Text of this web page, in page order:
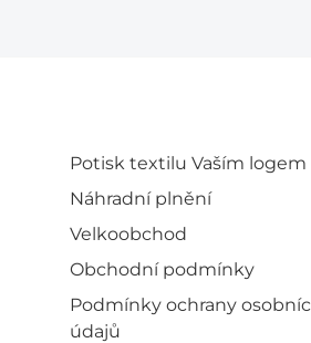
Potisk textilu Vaším logem
Náhradní plnění
Velkoobchod
Obchodní podmínky
Podmínky ochrany
údajů